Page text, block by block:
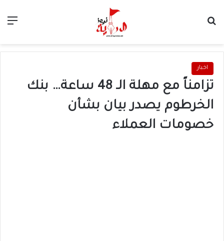
اخبار
تزامناً مع مهلة الـ 48 ساعة… بنك
الخرطوم يصدر بيان بشأن
خصومات العملاء